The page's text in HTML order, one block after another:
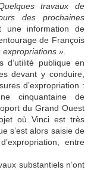
travaux de
des prochaines
une information de
de François
expropriations »
publique en
devant y conduire,
d’expropriation :
cinquantaine de
du Grand Ouest
où Vinci est très
s’est alors saisie de
entre
substantiels n’ont